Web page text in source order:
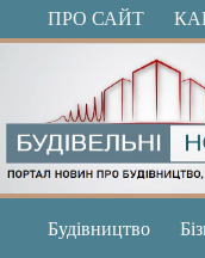
ПерейтиПРО САЙТ
Будівництво